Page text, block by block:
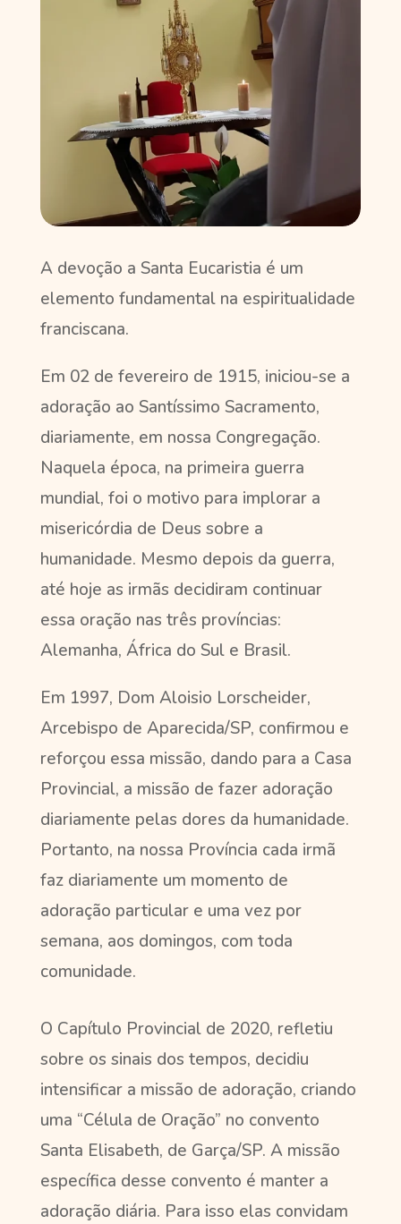
A devoção a Santa Eucaristia é um
elemento fundamental na espiritualidade
franciscana.
Em 02 de fevereiro de 1915, iniciou-se a
adoração ao Santíssimo Sacramento,
diariamente, em nossa Congregação.
Naquela época, na primeira guerra
mundial, foi o motivo para implorar a
misericórdia de Deus sobre a
humanidade. Mesmo depois da guerra,
até hoje as irmãs decidiram continuar
essa oração nas três províncias:
Alemanha, África do Sul e Brasil.
Em 1997, Dom Aloisio Lorscheider,
Arcebispo de Aparecida/SP, confirmou e
reforçou essa missão, dando para a Casa
Provincial, a missão de fazer adoração
diariamente pelas dores da humanidade.
Portanto, na nossa Província cada irmã
faz diariamente um momento de
adoração particular e uma vez por
semana, aos domingos, com toda
comunidade.
O Capítulo Provincial de 2020, refletiu
sobre os sinais dos tempos, decidiu
intensificar a missão de adoração, criando
uma “Célula de Oração” no convento
Santa Elisabeth, de Garça/SP. A missão
específica desse convento é manter a
adoração diária. Para isso elas convidam